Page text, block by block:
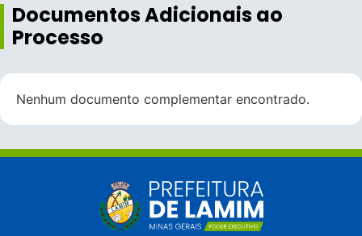
Documentos Adicionais ao
Processo
Nenhum documento complementar encontrado.